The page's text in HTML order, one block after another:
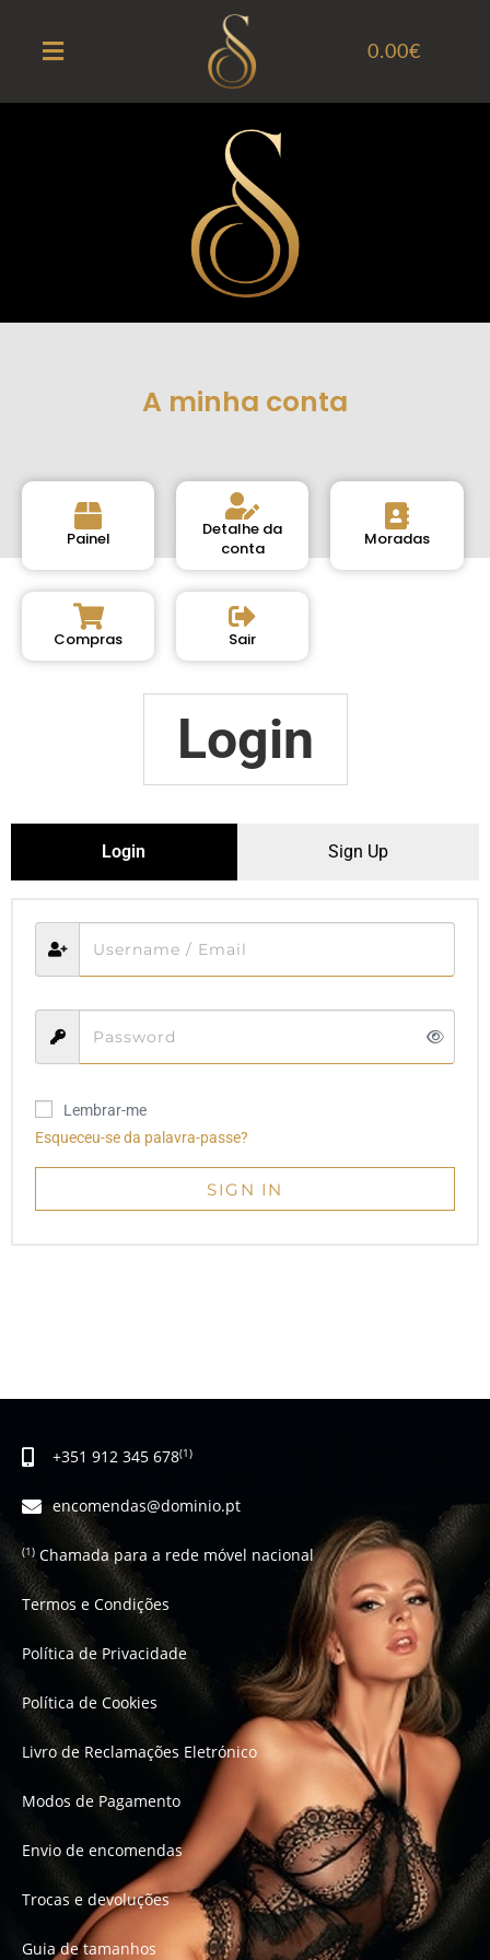
0.00€
A minha conta
Painel
Detalhe da
conta
Moradas
Compras Sair
Login
Login Sign Up
Lembrar-me
Esqueceu-se da palavra-passe?
SIGN IN
+351 912 345 678(1)
encomendas@dominio.pt
(1)Chamada para a rede móvel nacional
Termos e Condições
Política de Privacidade
Política de Cookies
Livro de Reclamações Eletrónico
Modos de Pagamento
Envio de encomendas
Trocas e devoluções
Guia de tamanhos